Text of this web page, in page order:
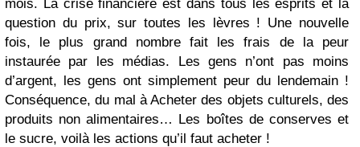
mois. La crise financière est dans tous les esprits et la
question du prix, sur toutes les lèvres ! Une nouvelle
fois, le plus grand nombre fait les frais de la peur
instaurée par les médias. Les gens n’ont pas moins
d’argent, les gens ont simplement peur du lendemain !
Conséquence, du mal à Acheter des objets culturels, des
produits non alimentaires… Les boîtes de conserves et
le sucre, voilà les actions qu’il faut acheter !